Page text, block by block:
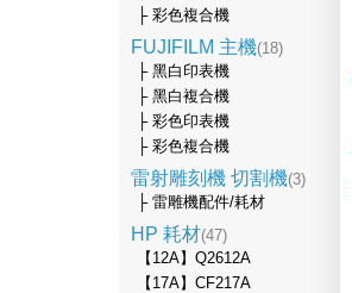
├ 彩色複合機
FUJIFILM 主機(18)
├ 黑白印表機
├ 黑白複合機
├ 彩色印表機
├ 彩色複合機
雷射雕刻機 切割機(3)
├ 雷雕機配件/耗材
HP 耗材(47)
【12A】Q2612A
【17A】CF217A